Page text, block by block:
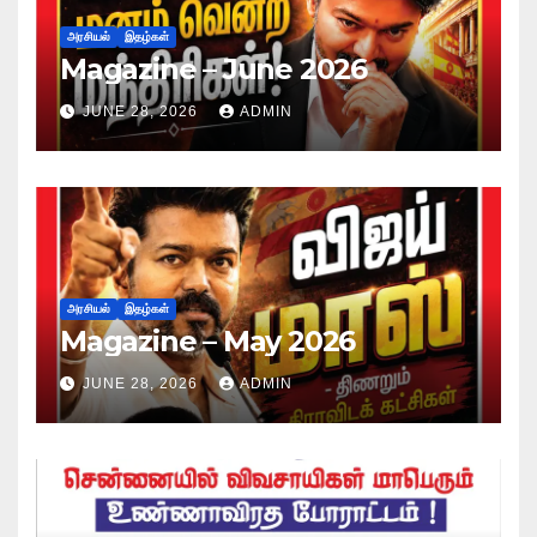
அரசியல் இதழ்கள்
Magazine – June 2026
JUNE 28, 2026 ADMIN
அரசியல் இதழ்கள்
Magazine – May 2026
JUNE 28, 2026 ADMIN